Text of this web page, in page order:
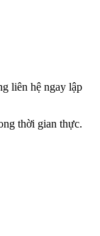
liên hệ ngay lập
thời gian thực.